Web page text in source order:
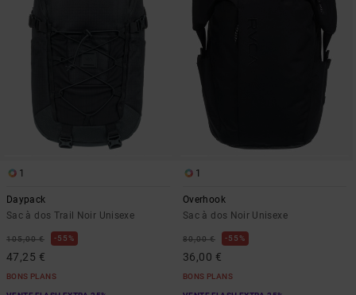
1
Daypack
Sac à dos Trail Noir Unisexe
105,00 € 55%
47,25 €
BONS PLANS
1
Overhook
Sac à dos Noir Unisexe
80,00 € 55%
36,00 €
BONS PLANS